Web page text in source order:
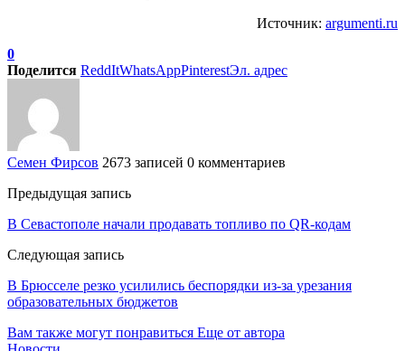
Источник: argumenti.ru
0
Поделится ReddItWhatsAppPinterestЭл. адрес
Семен Фирсов 2673 записей 0 комментариев
Предыдущая запись
В Севастополе начали продавать топливо по QR-кодам
Следующая запись
В Брюсселе резко усилились беспорядки из-за урезания
образовательных бюджетов
Вам также могут понравиться Еще от автора